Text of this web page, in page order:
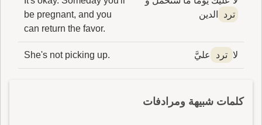
ترد
الدين
be pregnant, and you
can return the favor.
لا ترد عليَّ She's not picking up.
كلمات شبيهة ومرادفات